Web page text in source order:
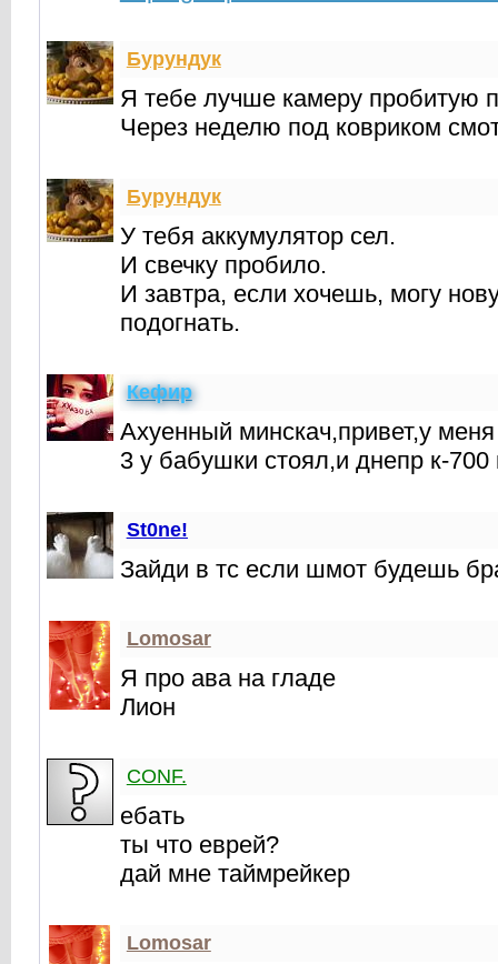
Бурундук
Я тебе лучше камеру пробитую
Через неделю под ковриком
Бурундук
У тебя аккумулятор сел.
И свечку пробило.
И завтра, если хочешь, могу
подогнать.
Кефир
Ахуенный минскач,привет,у
3 у бабушки стоял,и днепр к-
St0ne!
Зайди в тс если шмот будешь
Lomosar
Я про ава на гладе
Лион
CONF.
ебать
ты что еврей?
дай мне таймрейкер
Lomosar